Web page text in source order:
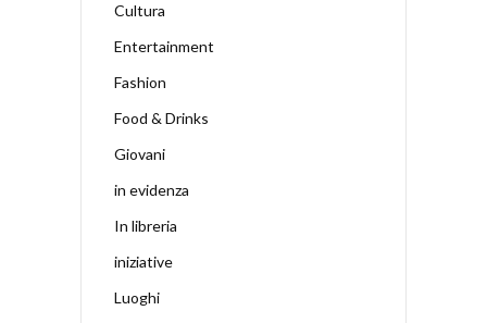
Cultura
Entertainment
Fashion
Food & Drinks
Giovani
in evidenza
In libreria
iniziative
Luoghi